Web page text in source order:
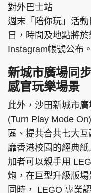
對外巴士站
週末「陪你玩」活
日，時間及地點將
Instagram帳號公布。
新城市廣場同
感官玩樂場景
此外，沙田新城市
(Turn Play Mode
區、提共合共七大
靡香港校園的經典
加者可以親手用
炮，在巨型升級版
同時， LEGO 專業